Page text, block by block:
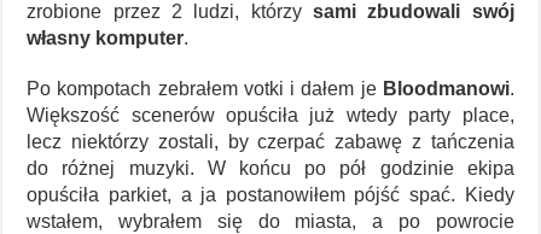
zrobione przez 2 ludzi, którzysami zbudowali swój
własny komputer.
Po kompotach zebrałem votki i dałem je Bloodmanowi.
Większość scenerów opuściła już wtedy party place,
lecz niektórzy zostali, by czerpać zabawę z tańczenia
do różnej muzyki. W końcu po pół godzinie ekipa
opuściła parkiet, a ja postanowiłem pójść spać. Kiedy
wstałem, wybrałem się do miasta, a po powrocie